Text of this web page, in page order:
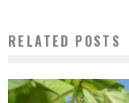
RELATED POSTS